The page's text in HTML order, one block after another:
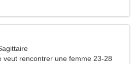
veut rencontrer une femme 23-28